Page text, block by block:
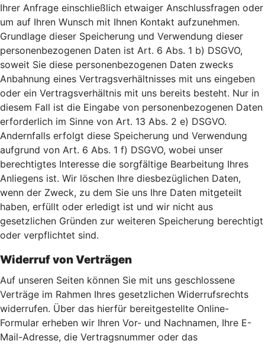
Ihrer Anfrage einschließlich etwaiger Anschlussfragen oder
um auf Ihren Wunsch mit Ihnen Kontakt aufzunehmen.
Grundlage dieser Speicherung und Verwendung dieser
personenbezogenen Daten ist Art. 6 Abs. 1 b) DSGVO,
soweit Sie diese personenbezogenen Daten zwecks
Anbahnung eines Vertragsverhältnisses mit uns eingeben
oder ein Vertragsverhältnis mit uns bereits besteht. Nur in
diesem Fall ist die Eingabe von personenbezogenen Daten
erforderlich im Sinne von Art. 13 Abs. 2 e) DSGVO.
Andernfalls erfolgt diese Speicherung und Verwendung
aufgrund von Art. 6 Abs. 1 f) DSGVO, wobei unser
berechtigtes Interesse die sorgfältige Bearbeitung Ihres
Anliegens ist. Wir löschen Ihre diesbezüglichen Daten,
wenn der Zweck, zu dem Sie uns Ihre Daten mitgeteilt
haben, erfüllt oder erledigt ist und wir nicht aus
gesetzlichen Gründen zur weiteren Speicherung berechtigt
oder verpflichtet sind.
Widerruf von Verträgen
Auf unseren Seiten können Sie mit uns geschlossene
Verträge im Rahmen Ihres gesetzlichen Widerrufsrechts
widerrufen. Über das hierfür bereitgestellte Online-
Formular erheben wir Ihren Vor- und Nachnamen, Ihre E-
Mail-Adresse, die Vertragsnummer oder das